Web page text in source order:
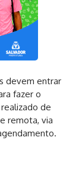
devem entrar
fazer o
de
remota, via